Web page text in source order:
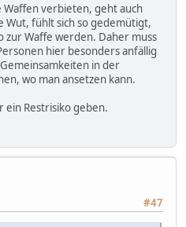
Waffen verbieten, geht auch
Wut, fühlt sich so gedemütigt,
zur Waffe werden. Daher muss
hier besonders anfällig
in der
wo man ansetzen kann.
ein Restrisiko geben.
#47